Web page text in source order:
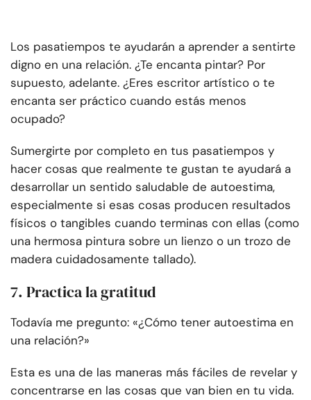
Los pasatiempos te ayudarán a aprender a sentirte
digno en una relación. ¿Te encanta pintar? Por
supuesto, adelante. ¿Eres escritor artístico o te
encanta ser práctico cuando estás menos
ocupado?
Sumergirte por completo en tus pasatiempos y
hacer cosas que realmente te gustan te ayudará a
desarrollar un sentido saludable de autoestima,
especialmente si esas cosas producen resultados
físicos o tangibles cuando terminas con ellas (como
una hermosa pintura sobre un lienzo o un trozo de
madera cuidadosamente tallado).
7. Practica la gratitud
Todavía me pregunto: «¿Cómo tener autoestima en
una relación?»
Esta es una de las maneras más fáciles de revelar y
concentrarse en las cosas que van bien en tu vida.